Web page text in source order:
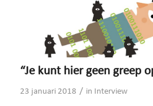
“Je kunt hier geen greep
23 januari 2018 / in Interview